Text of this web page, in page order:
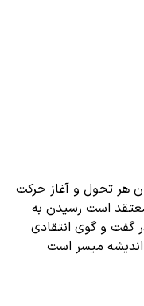
هر تحول و آغاز حرکت
است رسیدن به
گفت‌ و گوی انتقادی
میسر است